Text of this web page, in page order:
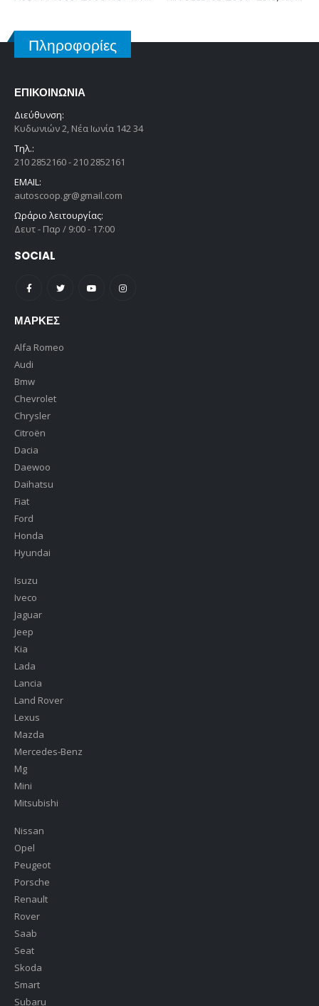
Πληροφορίες
ΕΠΙΚΟΙΝΩΝΊΑ
Διεύθυνση:
Κυδωνιών 2, Νέα Ιωνία 142 34
Τηλ.:
210 2852160 - 210 2852161
EMAIL:
autoscoop.gr@gmail.com
Ωράριο λειτουργίας:
Δευτ - Παρ / 9:00 - 17:00
SOCIAL
ΜΆΡΚΕΣ
Alfa Romeo
Audi
Bmw
Chevrolet
Chrysler
Citroën
Dacia
Daewoo
Daihatsu
Fiat
Ford
Honda
Hyundai
Isuzu
Iveco
Jaguar
Jeep
Kia
Lada
Lancia
Land Rover
Lexus
Mazda
Mercedes-Benz
Mg
Mini
Mitsubishi
Nissan
Opel
Peugeot
Porsche
Renault
Rover
Saab
Seat
Skoda
Smart
Subaru